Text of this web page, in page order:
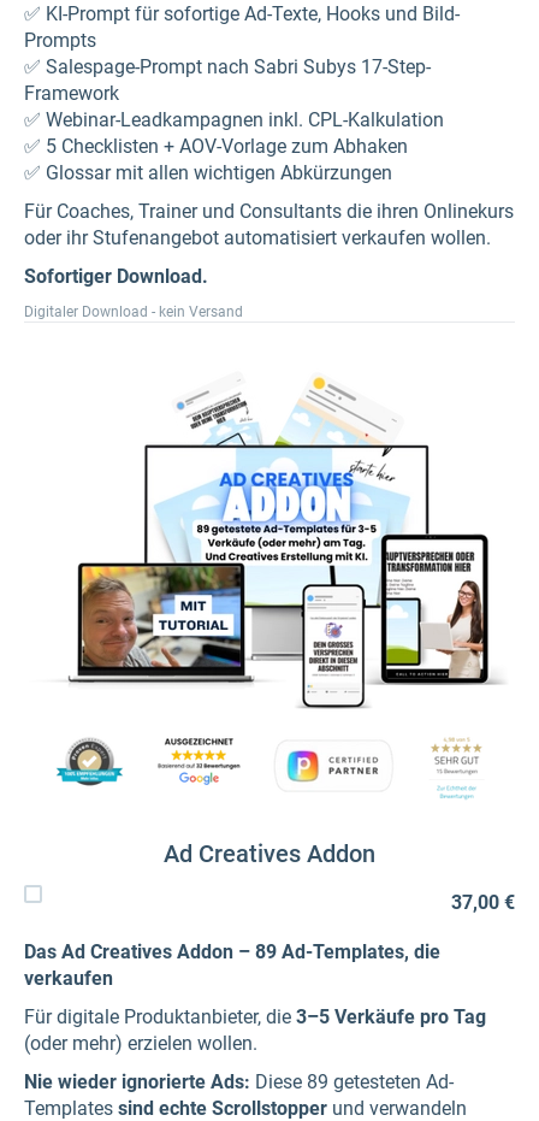
✅ KI-Prompt für sofortige Ad-Texte, Hooks und Bild-
Prompts
✅ Salespage-Prompt nach Sabri Subys 17-Step-
Framework
✅ Webinar-Leadkampagnen inkl. CPL-Kalkulation
✅ 5 Checklisten + AOV-Vorlage zum Abhaken
✅ Glossar mit allen wichtigen Abkürzungen
Für Coaches, Trainer und Consultants die ihren Onlinekurs
oder ihr Stufenangebot automatisiert verkaufen wollen.
Sofortiger Download.
Digitaler Download - kein Versand
Ad Creatives Addon
37,00 €
Das Ad Creatives Addon – 89 Ad-Templates, die
verkaufen
Für digitale Produktanbieter, die 3–5 Verkäufe pro Tag
(oder mehr) erzielen wollen.
Nie wieder ignorierte Ads: Diese 89 getesteten Ad-
Templates sind echte Scrollstopper und verwandeln